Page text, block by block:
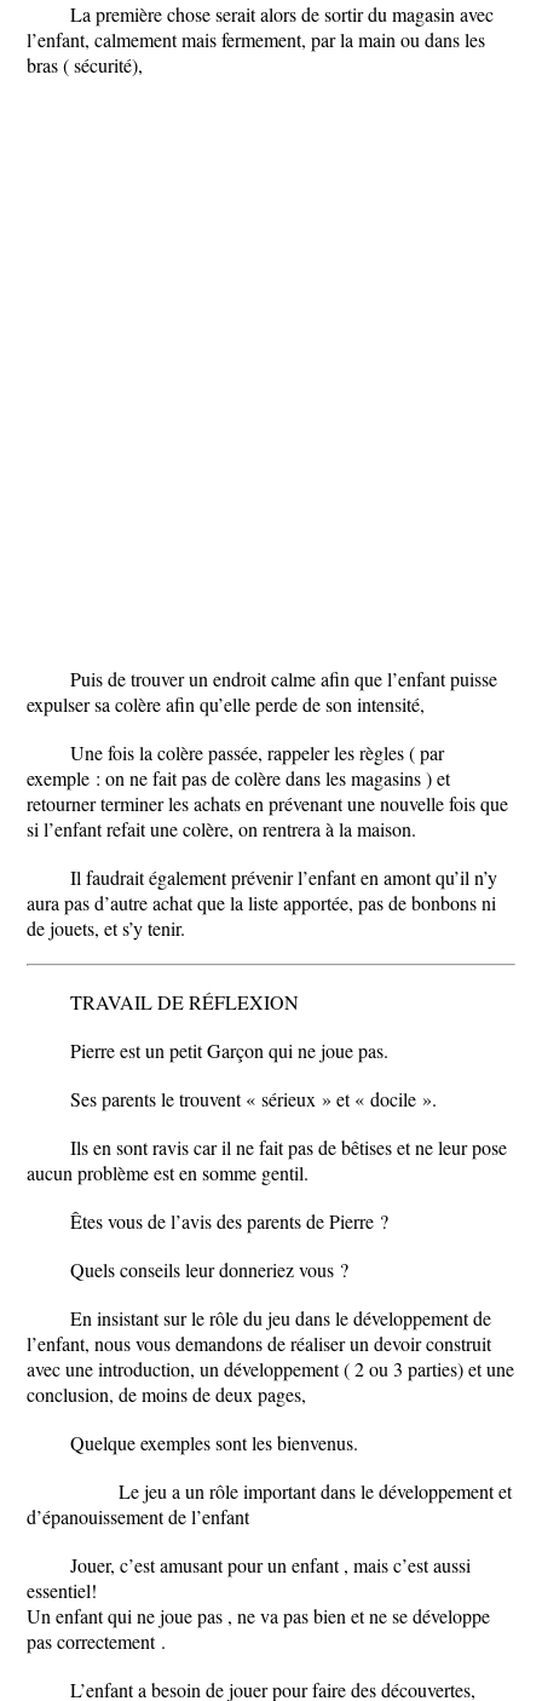
La première chose serait alors de sortir du magasin avec
l’enfant, calmement mais fermement, par la main ou dans les
bras ( sécurité),
Puis de trouver un endroit calme afin que l’enfant puisse
expulser sa colère afin qu’elle perde de son intensité,
Une fois la colère passée, rappeler les règles ( par
exemple : on ne fait pas de colère dans les magasins ) et
retourner terminer les achats en prévenant une nouvelle fois que
si l’enfant refait une colère, on rentrera à la maison.
Il faudrait également prévenir l’enfant en amont qu’il n’y
aura pas d’autre achat que la liste apportée, pas de bonbons ni
de jouets, et s’y tenir.
TRAVAIL DE RÉFLEXION
Pierre est un petit Garçon qui ne joue pas.
Ses parents le trouvent « sérieux » et « docile ».
Ils en sont ravis car il ne fait pas de bêtises et ne leur pose
aucun problème est en somme gentil.
Êtes vous de l’avis des parents de Pierre ?
Quels conseils leur donneriez vous ?
En insistant sur le rôle du jeu dans le développement de
l’enfant, nous vous demandons de réaliser un devoir construit
avec une introduction, un développement ( 2 ou 3 parties) et une
conclusion, de moins de deux pages,
Quelque exemples sont les bienvenus.
Le jeu a un rôle important dans le développement et
d’épanouissement de l’enfant
Jouer, c’est amusant pour un enfant , mais c’est aussi
essentiel!
Un enfant qui ne joue pas , ne va pas bien et ne se développe
pas correctement .
L’enfant a besoin de jouer pour faire des découvertes,